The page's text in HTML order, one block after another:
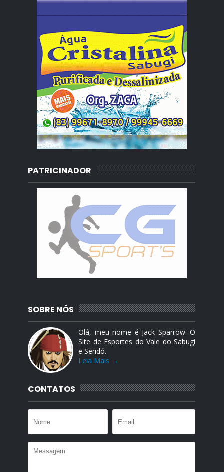
PATRICINADOR
SOBRE NÓS
Olá, meu nome é Jack Sparrow. O
Site de Esportes do Vale do Sabugi
e Seridó.
Leia Mais →
CONTATOS